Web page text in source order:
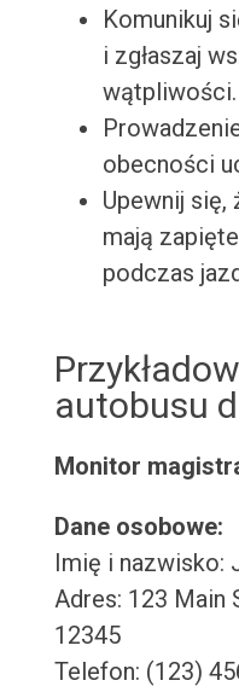
Komunikuj
i zgłaszaj
wątpliwości.
obecności
Upewnij
mają
podczas
autobusu
Monitor
Dane osobowe:
Imię i nazwisko:
Adres: 123 Main
12345
Telefon: (123)